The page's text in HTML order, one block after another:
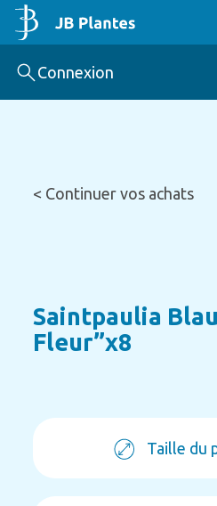
Connexion
< Continuer vos achats
Saintpaulia
Fleur”x8
Taille du